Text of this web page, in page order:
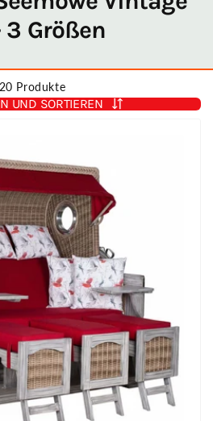
Größen
20 Produkte
UND SORTIEREN